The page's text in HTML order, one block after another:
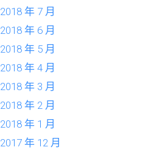
2018 年 7 月
2018 年 6 月
2018 年 5 月
2018 年 4 月
2018 年 3 月
2018 年 2 月
2018 年 1 月
2017 年 12 月